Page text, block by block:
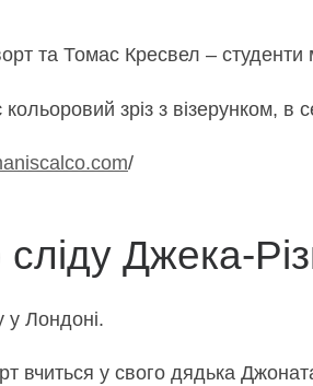
та Томас Кресвел – студенти
зріз з візерунком, в
/
Джека-
у Лондоні.
вчиться у свого дядька